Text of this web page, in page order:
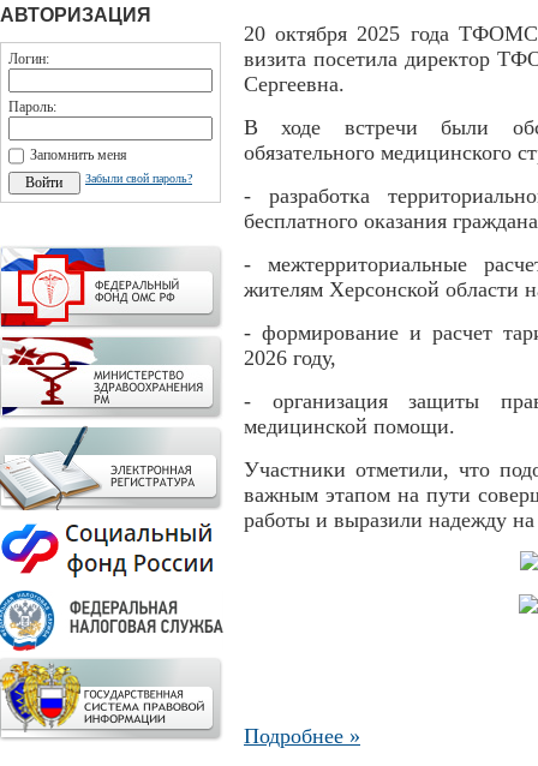
АВТОРИЗАЦИЯ
Логин:
Пароль:
Запомнить меня
Забыли свой пароль?
20 октября 2025 года
визита посетила директор
Сергеевна.
В ходе встречи были
обязательного медицинского
- разработка
бесплатного оказания
- межтерриториальные
жителям Херсонской области
- формирование и расчет
2026 году,
- организация защиты
медицинской помощи.
Участники отметили, что
важным этапом на пути
работы и выразили надежду
Подробнее »